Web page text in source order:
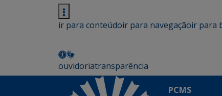
ir para conteúdoir para navegaçãoir para
ouvidoriatransparência
PCMS